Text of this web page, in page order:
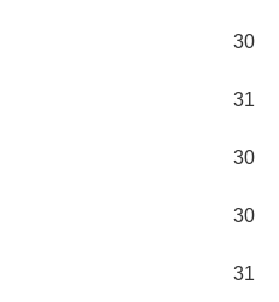
30
31
30
30
31